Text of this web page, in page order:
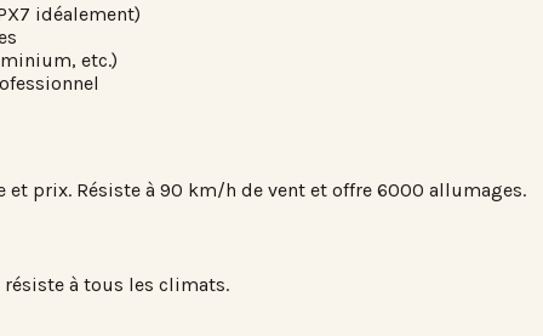
idéalement)
etc.)
prix. Résiste à 90 km/h de vent et offre 6000 allumages.
à tous les climats.